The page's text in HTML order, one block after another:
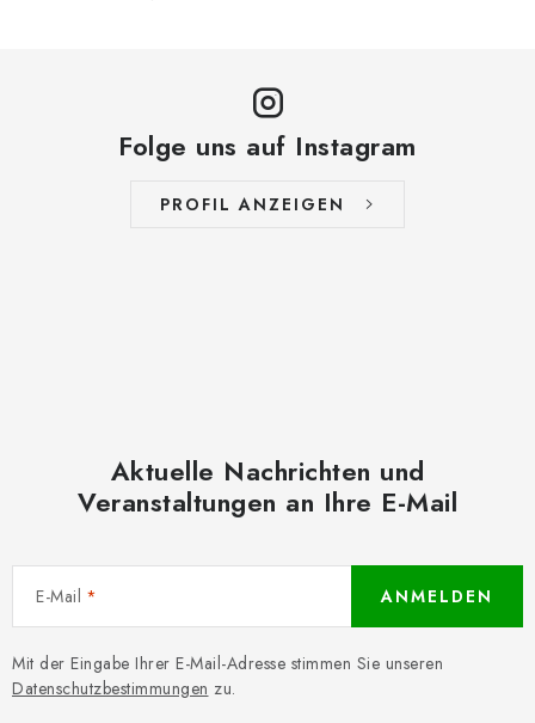
Folge uns auf Instagram
PROFIL ANZEIGEN
Aktuelle Nachrichten und
Veranstaltungen an Ihre E-Mail
E-Mail
Mit der Eingabe Ihrer E-Mail-Adresse stimmen Sie unseren
Datenschutzbestimmungen zu.
ANMELDEN